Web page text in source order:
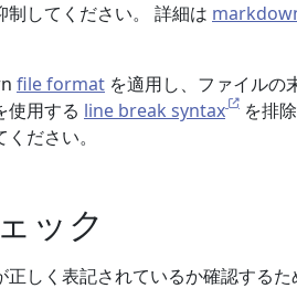
制してください。 詳細は
file format を適用し、ファイルの
使用する line break syntax を排
ださい。
ック
しく表記されているか確認するた